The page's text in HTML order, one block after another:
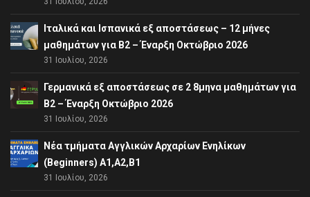
Ιταλικά και Ισπανικά εξ αποστάσεως – 12 μήνες
μαθημάτων για B2 – Έναρξη Οκτώβριο 2026
31 Ιουλίου, 2026
Γερμανικά εξ αποστάσεως σε 2 8μηνα μαθημάτων για
Β2 – Έναρξη Οκτώβριο 2026
31 Ιουλίου, 2026
Νέα τμήματα Αγγλικών Αρχαρίων Ενηλίκων
(Beginners) A1,A2,B1
31 Ιουλίου, 2026